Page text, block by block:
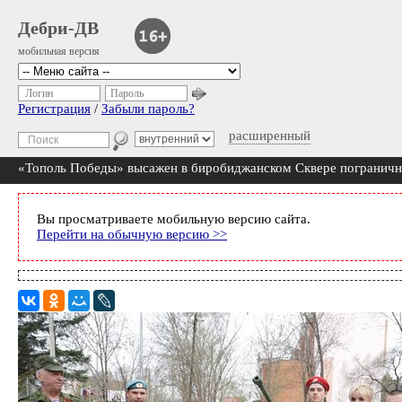
Дебри-ДВ
мобильная версия
расширенный
Логин Пароль
Регистрация / Забыли пароль?
«Тополь Победы» высажен в биробиджанском Сквере
Вы просматриваете мобильную версию сайта.
Перейти на обычную версию >>